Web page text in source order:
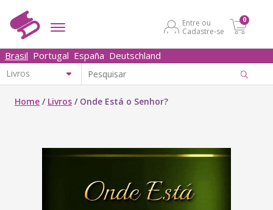
Entre ou
Cadastre-se
0
Brasil Portugal España Deutschland
Home / Livros / Onde Está o Senhor?